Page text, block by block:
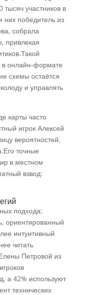
участников в
них победитель из
собрала
привлекая
в онлайн‑формате
схемы остаётся
и управлять
карты часто
игрок Алексей
вероятностей,
точные
в местном
взвод:
подхода:
ориентированный
интуитивный
читать
Петровой из
а 42% используют
технических